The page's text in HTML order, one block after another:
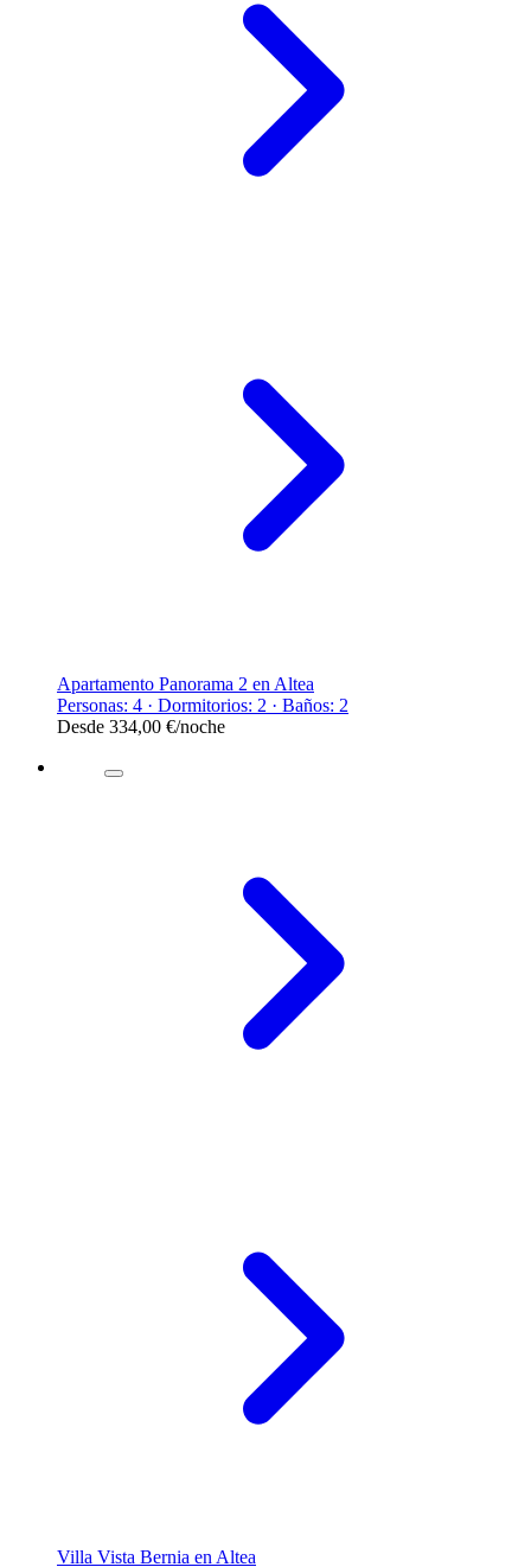
Apartamento Panorama 2 en Altea
Personas: 4 · Dormitorios: 2 · Baños: 2
Desde 334,00 €/noche
Villa Vista Bernia en Altea